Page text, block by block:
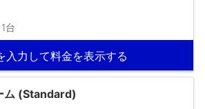
台
入力して料金を表示する
ム (Standard)